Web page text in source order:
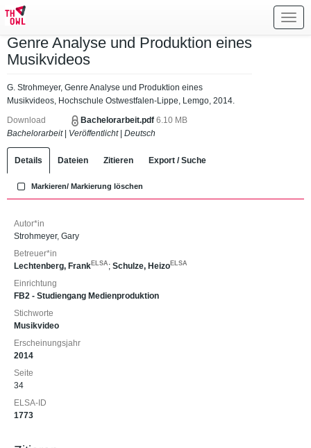
Genre Analyse und Produktion eines
Musikvideos
G. Strohmeyer, Genre Analyse und Produktion eines
Musikvideos, Hochschule Ostwestfalen-Lippe, Lemgo, 2014.
Download Bachelorarbeit.pdf 6.10 MB
Bachelorarbeit| Veröffentlicht| Deutsch
Details Dateien Zitieren Export / Suche
Markieren/ Markierung löschen
Autor*in
Strohmeyer, Gary
Betreuer*in
Lechtenberg, Frank ELSA ; Schulze, Heizo ELSA
Einrichtung
FB2 - Studiengang Medienproduktion
Stichworte
Musikvideo
Erscheinungsjahr
2014
Seite
34
ELSA-ID
1773